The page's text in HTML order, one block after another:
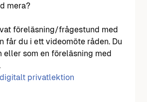
mera?
föreläsning/frågestund med
får du i ett videomöte råden. Du
eller som en föreläsning med
privatlektion